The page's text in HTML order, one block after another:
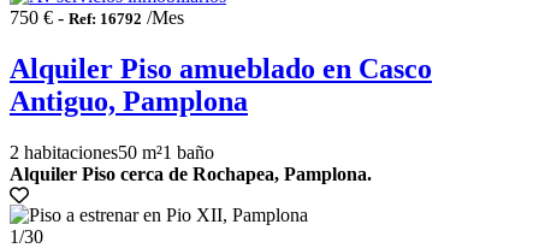
750 € - Ref: 16792 /Mes
Alquiler Piso amueblado en Casco
Antiguo, Pamplona
2 habitaciones50 m²1 baño
Alquiler Piso cerca de Rochapea, Pamplona.
1/30